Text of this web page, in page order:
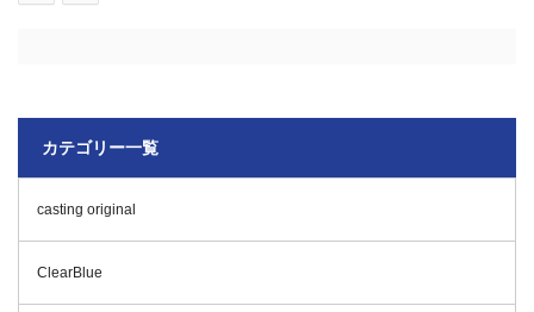
カテゴリー一覧
casting original
ClearBlue